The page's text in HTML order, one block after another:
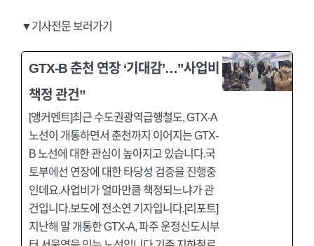
▼기사전문 보러가기
GTX-B 춘천 연장 ‘기대감’…”사업비
책정 관건”
[앵커멘트]최근 수도권광역급행철도, GTX-A
노선이 개통하면서 춘천까지 이어지는 GTX-
B 노선에 대한 관심이 높아지고 있습니다.국
토부에선 연장에 대한 타당성 검증을 진행중
인데요.사업비가 얼마만큼 책정되느냐가 관
건입니다.보도에 전소연 기자입니다.[리포트]
지난해 말 개통한 GTX-A, 파주 운정신도시부